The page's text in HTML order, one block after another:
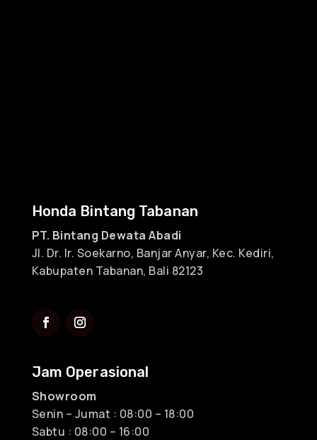
Honda Bintang Tabanan
PT. Bintang Dewata Abadi
Jl. Dr. Ir. Soekarno, Banjar Anyar, Kec. Kediri,
Kabupaten Tabanan, Bali 82123
Jam Operasional
Showroom
Senin – Jumat : 08:00 – 18:00
Sabtu : 08:00 – 16:00